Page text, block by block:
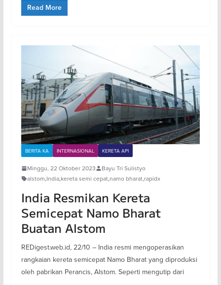
Read More
BERITA KA INTERNASIONAL KERETA API
Minggu, 22 Oktober 2023
Bayu Tri Sulistyo
alstom,India,kereta semi cepat,namo bharat,rapidx
India Resmikan Kereta
Semicepat Namo Bharat
Buatan Alstom
REDigest.web.id, 22/10 – India resmi mengoperasikan
rangkaian kereta semicepat Namo Bharat yang diproduksi
oleh pabrikan Perancis, Alstom. Seperti mengutip dari